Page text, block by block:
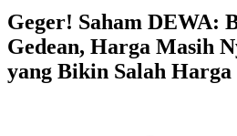
Geger! Saham DEWA:
Gedean, Harga Masih
yang Bikin Salah Harga